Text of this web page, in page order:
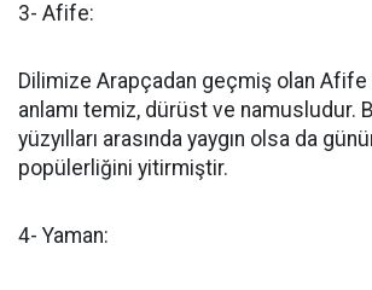
3- Afife:
Dilimize Arapçadan geçmiş olan
anlamı temiz, dürüst ve namusludur.
yüzyılları arasında yaygın olsa da
popülerliğini yitirmiştir.
4- Yaman: